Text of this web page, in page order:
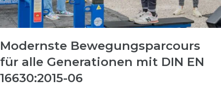
Modernste Bewegungsparcours
für alle Generationen mit DIN EN
16630:2015-06